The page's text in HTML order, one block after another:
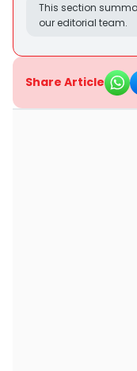
This section
our editorial team.
Share Article